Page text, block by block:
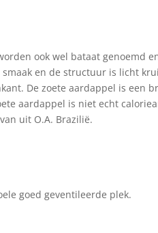
ook wel bataat
en de structuur is licht
De zoete aardappel is een
aardappel is niet echt
uit O.A. Brazilië.
goed geventileerde plek.